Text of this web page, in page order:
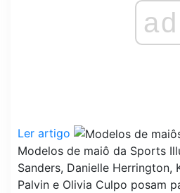
ad
Ler artigo
Modelos de maiô da Sports
Sanders, Danielle Herrington,
Palvin e Olivia Culpo posam